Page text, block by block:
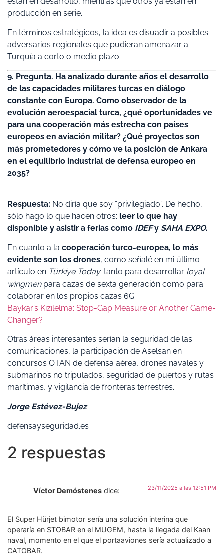
producción en serie.
En términos estratégicos, la idea es disuadir a posibles
adversarios regionales que pudieran amenazar a
Turquía a corto o medio plazo.
9. Pregunta. Ha analizado durante años el desarrollo
de las capacidades militares turcas en diálogo
constante con Europa. Como observador de la
evolución aeroespacial turca, ¿qué oportunidades ve
para una cooperación más estrecha con países
europeos en aviación militar? ¿Qué proyectos son
más prometedores y cómo ve la posición de Ankara
en el equilibrio industrial de defensa europeo en
2035?
Respuesta: No diría que soy “privilegiado”. De hecho,
sólo hago lo que hacen otros: leer lo que hay
disponible y asistir a ferias como IDEFy SAHA EXPO.
En cuanto a la cooperación turco-europea, lo más
evidente son los drones, como señalé en mi último
artículo en Türkiye Today: tanto para desarrollar loyal
wingmenpara cazas de sexta generación como para
colaborar en los propios cazas 6G.
Baykar’s Kızılelma: Stop-Gap Measure or Another Game-
Changer?
Otras áreas interesantes serían la seguridad de las
comunicaciones, la participación de Aselsan en
concursos OTAN de defensa aérea, drones navales y
submarinos no tripulados, seguridad de puertos y rutas
marítimas, y vigilancia de fronteras terrestres.
Jorge Estévez-Bujez
defensayseguridad.es
2 respuestas
Víctor Demóstenes dice: 23/11/2025 a las 12:51 PM
El Super Hürjet bimotor sería una solución interina que
operaría en STOBAR en el MUGEM, hasta la llegada del Kaan
naval, momento en el que el portaaviones sería actualizado a
CATOBAR.